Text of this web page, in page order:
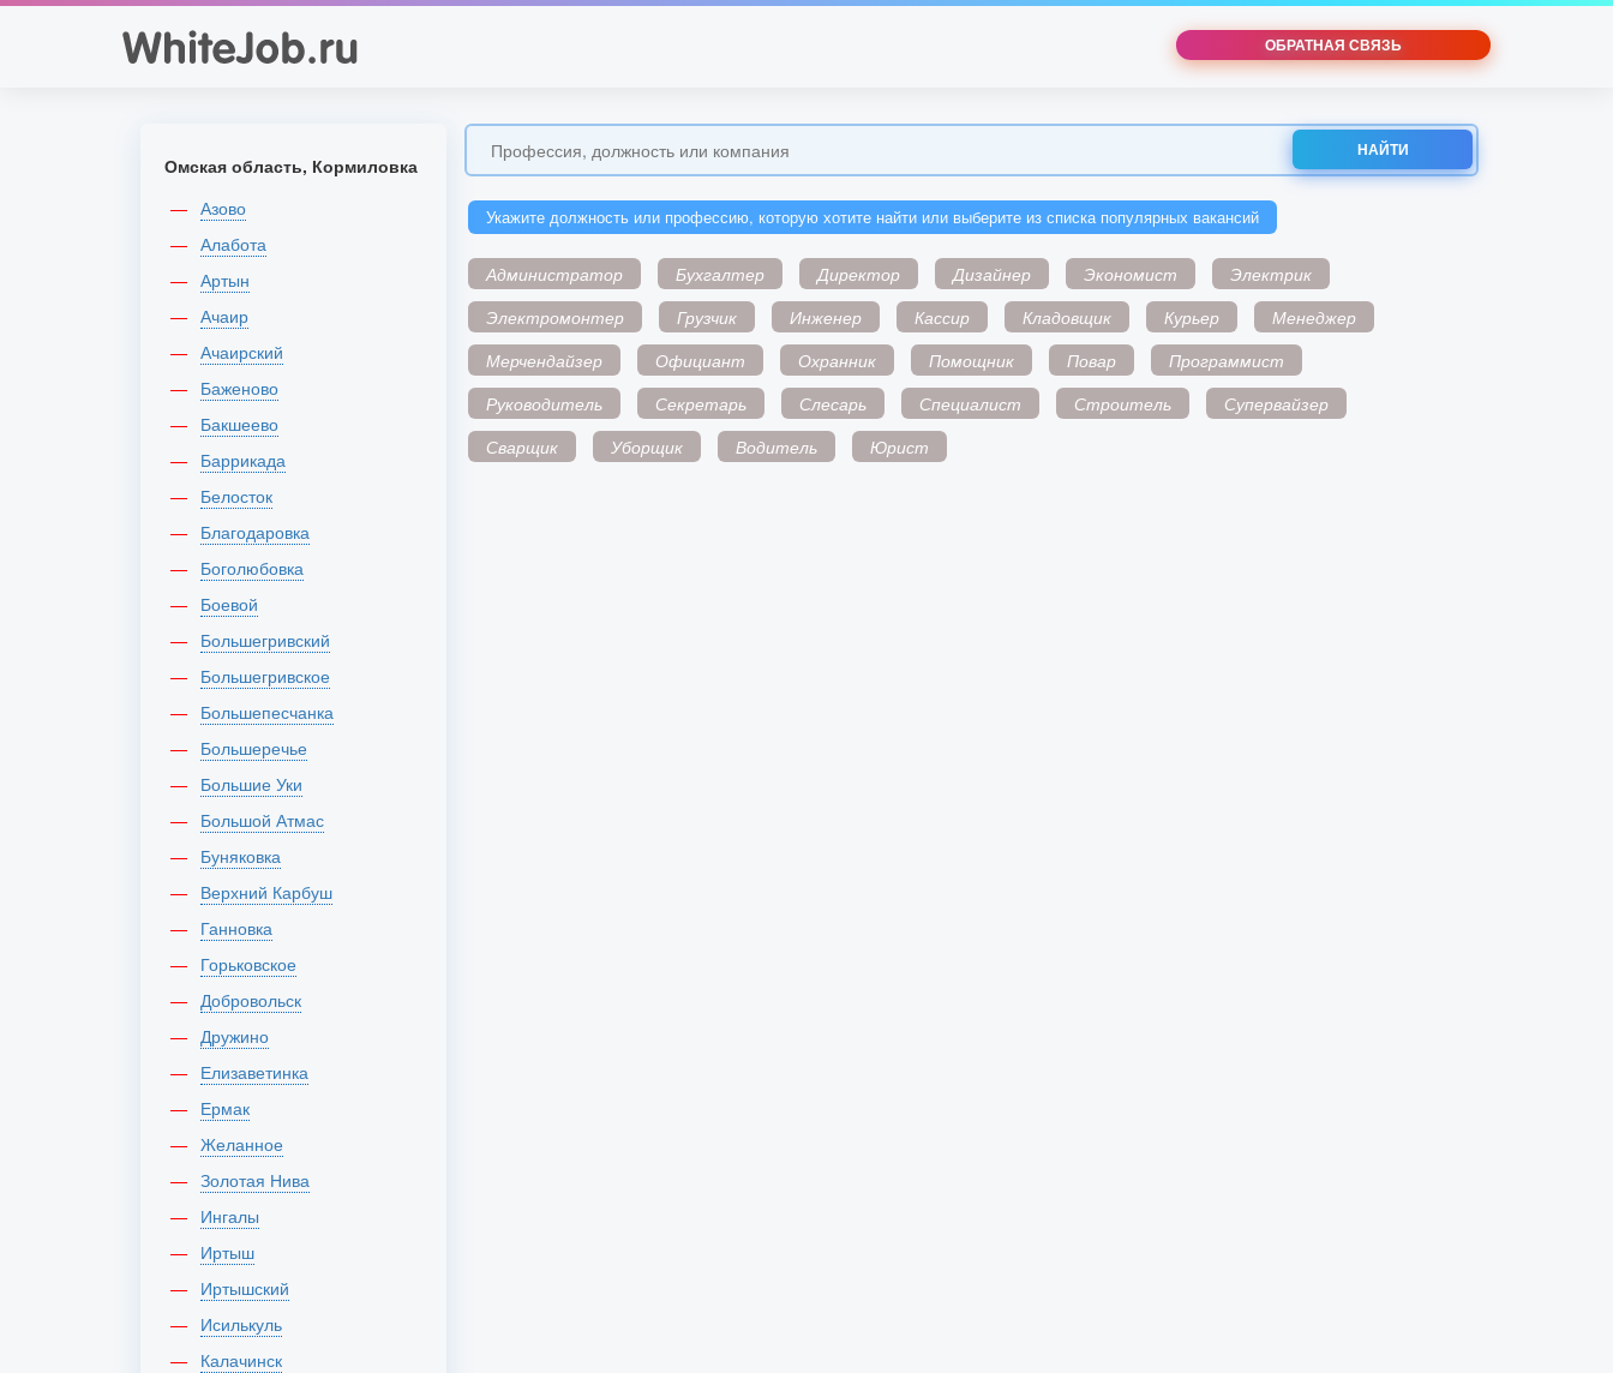
ОБРАТНАЯ СВЯЗЬ
НАЙТИ
Укажите должность или профессию, которую хотите найти или выберите из списка популярных вакансий
Администратор Бухгалтер Директор Дизайнер Экономист
Электрик
Электромонтер
Грузчик Инженер Кассир Кладовщик Курьер
Менеджер
Мерчендайзер
Официант Охранник Помощник Повар
Программист
Руководитель
Секретарь Слесарь Специалист Строитель
Супервайзер
Сварщик
Уборщик Водитель Юрист
Омская область, Кормиловка
Азово
Алабота
Артын
Ачаир
Ачаирский
Баженово
Бакшеево
Баррикада
Белосток
Благодаровка
Боголюбовка
Боевой
Большегривский
Большегривское
Большепесчанка
Большеречье
Большие Уки
Большой Атмас
Буняковка
Верхний Карбуш
Ганновка
Горьковское
Добровольск
Дружино
Елизаветинка
Ермак
Желанное
Золотая Нива
Ингалы
Иртыш
Иртышский
Исилькуль
Калачинск